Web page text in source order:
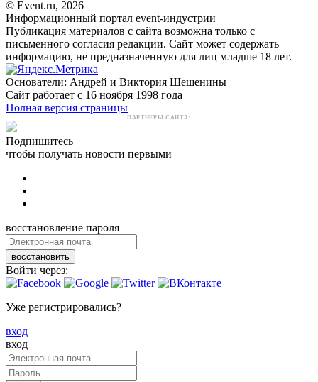
© Event.ru, 2026
Информационный портал event-индустрии
Публикация материалов с сайта возможна только с
письменного согласия редакции. Сайт может содержать
информацию, не предназначенную для лиц младше 18 лет.
Основатели: Андрей и Виктория Шешенины
Сайт работает с 16 ноября 1998 года
Полная версия страницы
ПАРТНЕРЫ САЙТА:
Подпишитесь
чтобы получать новости первыми
восстановление пароля
восстановить
Войти через:
Уже регистрировались?
вход
вход